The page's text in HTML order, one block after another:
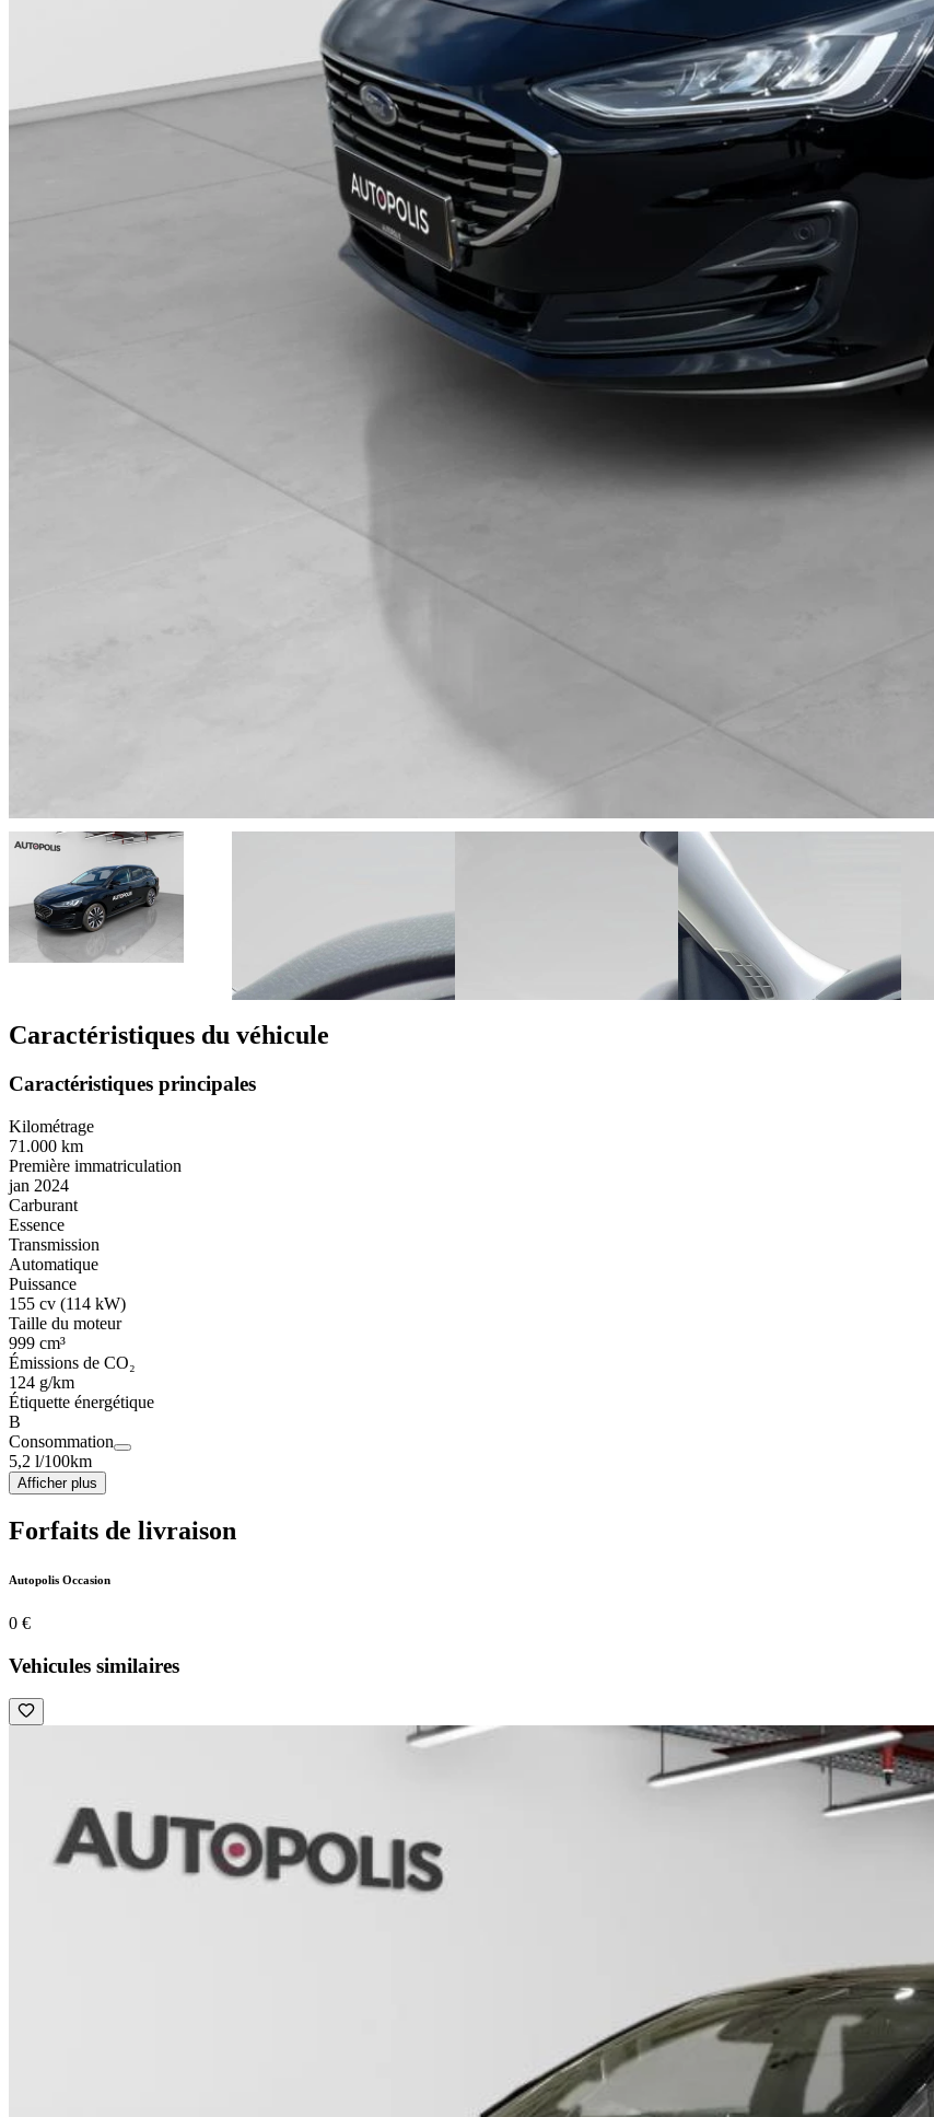
Caractéristiques du véhicule
Caractéristiques principales
Kilométrage
71.000 km
Première immatriculation
jan 2024
Carburant
Essence
Transmission
Automatique
Puissance
155 cv (114 kW)
Taille du moteur
999 cm³
Émissions de CO₂
124 g/km
Étiquette énergétique
B
Consommation
5,2 l/100km
Afficher plus
Forfaits de livraison
Autopolis Occasion
0 €
Vehicules similaires